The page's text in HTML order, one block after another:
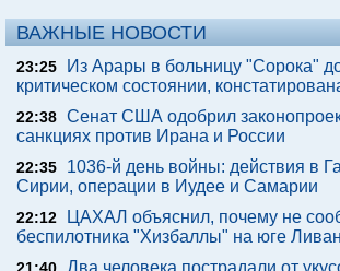
ВАЖНЫЕ НОВОСТИ
23:25
Из Арары в больницу "Сорока"
критическом состоянии,
22:38 Сенат США одобрил
санкциях против Ирана и России
22:35
1036-й день войны: действия в
Сирии, операции в Иудее и Самарии
22:12
ЦАХАЛ объяснил, почему не
беспилотника "Хизбаллы" на юге
Два человека пострадали от